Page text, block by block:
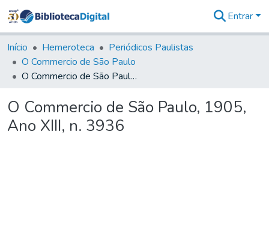
&
Coleções
Tudo na
Biblioteca
Estatísticas
Entrar
Início Hemeroteca
Periódicos Paulistas
O Commercio de São Paulo
O Commercio de São Paulo, 1905, Ano XIII, n. 3936
O Commercio de São Paulo, 1905,
Ano XIII, n. 3936